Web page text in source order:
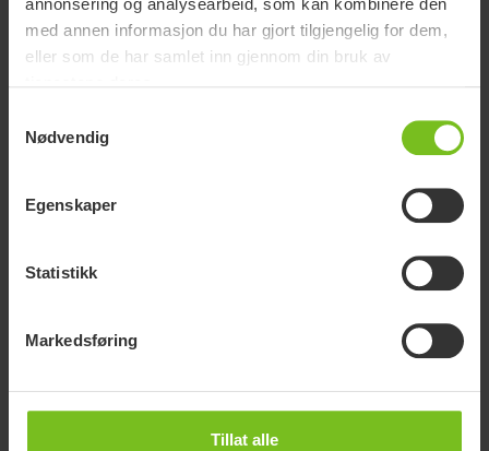
med annen informasjon du har gjort tilgjengelig for dem,
eller som de har samlet inn gjennom din bruk av
Nødvendig
Egenskaper
Statistikk
Markedsføring
Tillat alle
muliggjør trygge og verdige rutiner for personlig pleie for
brukere og pleiere.